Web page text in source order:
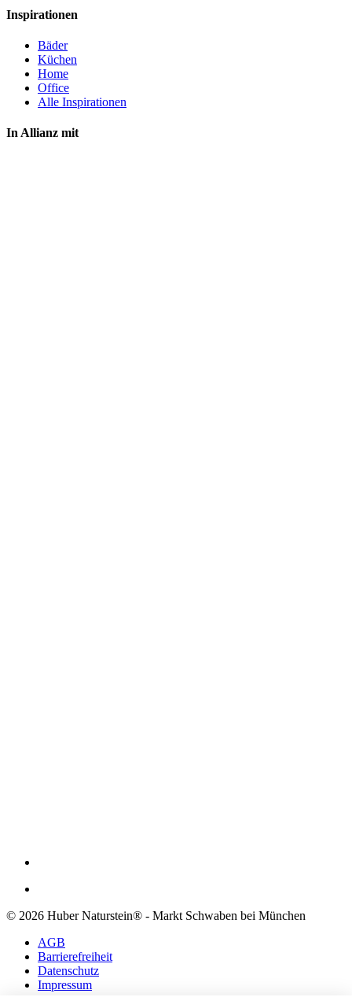
Inspirationen
Bäder
Küchen
Home
Office
Alle Inspirationen
In Allianz mit
© 2026 Huber Naturstein® - Markt Schwaben bei München
AGB
Barrierefreiheit
Datenschutz
Impressum